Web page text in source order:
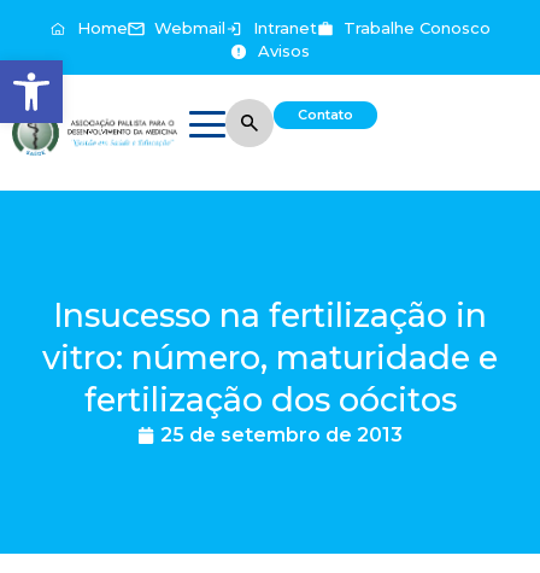
Abrir a barra de ferramentas
Home Webmail Intranet
Trabalhe Conosco
Avisos
Contato
Insucesso na fertilização in
vitro: número, maturidade e
fertilização dos oócitos
25 de setembro de 2013